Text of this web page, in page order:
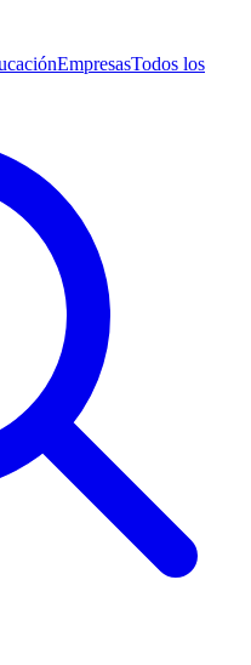
EmpresasTodos los